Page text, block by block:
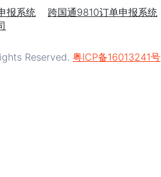
报系统 跨国通9810订单申报系统
Reserved. 粤ICP备16013241号